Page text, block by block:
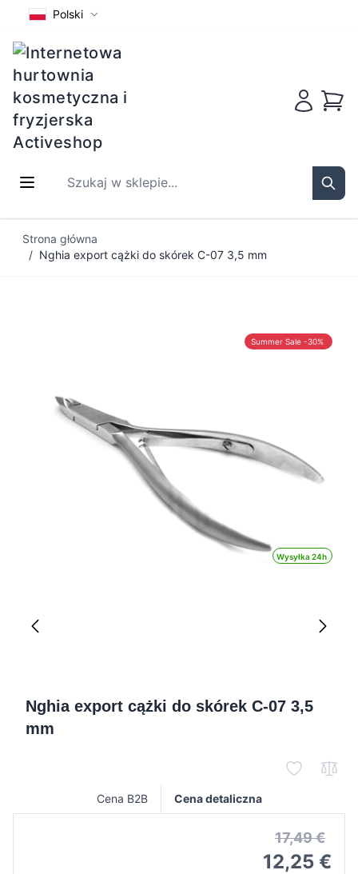
Polski
Szukaj w sklepie...
Strona główna
/ Nghia export cążki do skórek C-07 3,5 mm
Wysyłka 24h
Summer Sale -30%
Nghia export cążki do skórek C-07 3,5
mm
Cena B2B Cena detaliczna
17,49 €
12,25 €